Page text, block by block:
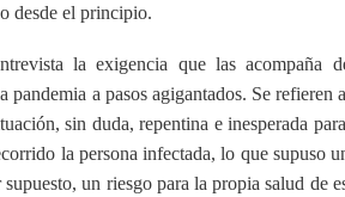
desde el principio.
la exigencia que las acompaña
pandemia a pasos agigantados. Se
sin duda, repentina e inesperada
la persona infectada, lo que supuso
un riesgo para la propia salud de